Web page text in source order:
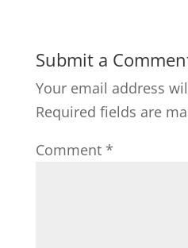
Submit a
Your email address
Required fields are
Comment *